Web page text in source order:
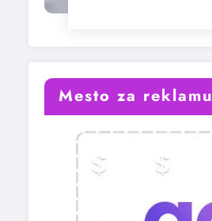
Mesto za reklamu